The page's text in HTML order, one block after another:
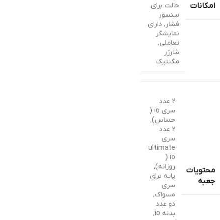
امکانات
حالت برای
سنسور
فشار , دارای
نمایشگر
تعاملی,
شارژر
مگنتیک
محتویات
جعبه
2 عدد
سری io (
حساس),
2 عدد
سری
ultimate
io (
روزانه),
پایه برای
سری
مسواک,
دو عدد
بدنه io
,